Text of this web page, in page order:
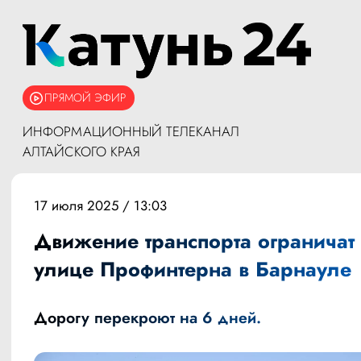
ПРЯМОЙ ЭФИР
ИНФОРМАЦИОННЫЙ ТЕЛЕКАНАЛ
АЛТАЙСКОГО КРАЯ
17 июля 2025 / 13:03
Движение транспорта
улице Профинтерна в Барнауле
Дорогу перекроют на 6 дней.